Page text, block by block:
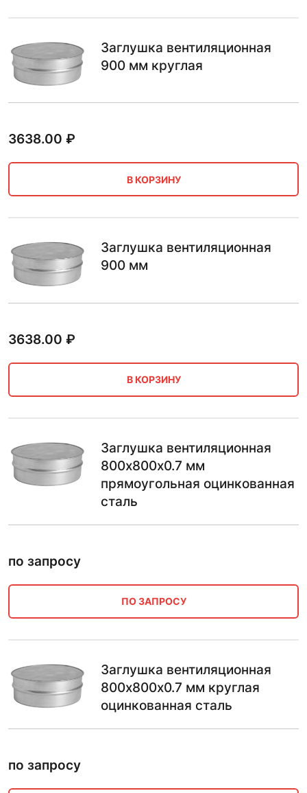
Заглушка вентиляционная
900 мм круглая
3638.00 ₽
В КОРЗИНУ
Заглушка вентиляционная
900 мм
3638.00 ₽
В КОРЗИНУ
Заглушка вентиляционная
800х800х0.7 мм
прямоугольная оцинкованная
сталь
по запросу
ПО ЗАПРОСУ
Заглушка вентиляционная
800х800х0.7 мм круглая
оцинкованная сталь
по запросу